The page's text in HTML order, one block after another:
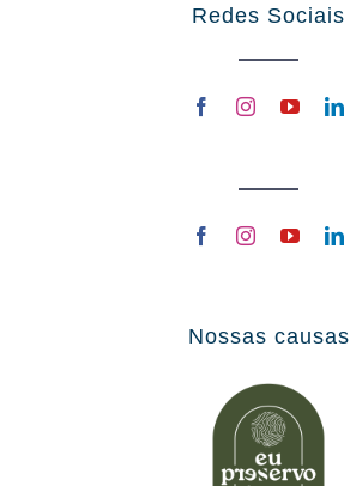
Redes Sociais
Nossas causas